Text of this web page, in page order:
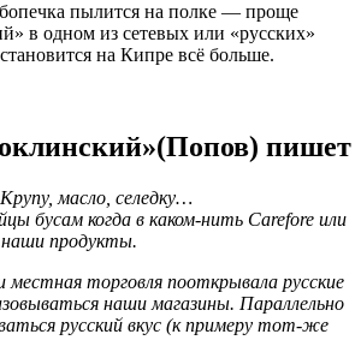
пылится на полке — проще
в одном из сетевых или «русских»
на Кипре всё больше.
пишет
масло, селедку…
бусам когда в каком-нить Carefore или
наши продукты.
торговля пооткрывала русские
наши магазины. Параллельно
русский вкус (к примеру тот-же